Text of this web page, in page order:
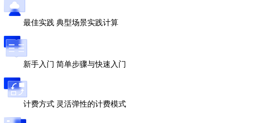
最佳实践 典型场景实践计算
新手入门 简单步骤与快速入门
计费方式 灵活弹性的计费模式